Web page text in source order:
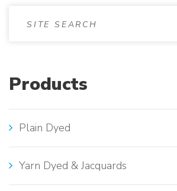
E
S
A
R
Products
Plain Dyed
Yarn Dyed & Jacquards